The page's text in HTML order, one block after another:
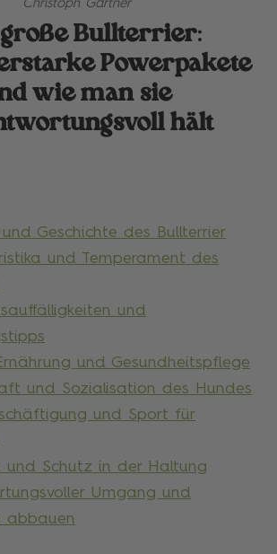
Christoph Gärtner
Bullterrier:
Powerpakete
wie man sie
hält
Geschichte des Bullterrier
und Temperament des
und
und Gesundheitspflege
und Sozialisation des Hundes
und Sport für
und Schutz in der Haltung
Umgang und
abbauen